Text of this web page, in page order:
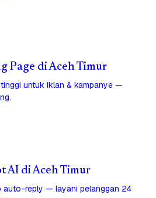
Page di Aceh Timur
untuk iklan & kampanye —
AI di Aceh Timur
auto-reply — layani pelanggan 24